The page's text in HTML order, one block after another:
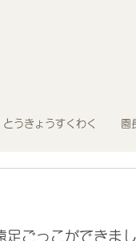
とうきょうすくわく 園
ごっこができま